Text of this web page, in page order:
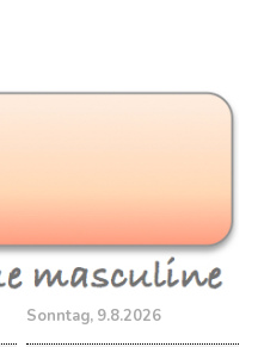
Sonntag, 9.8.2026